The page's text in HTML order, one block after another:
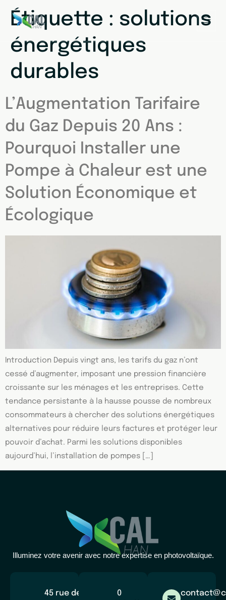
Étiquette : solutions
énergétiques
durables
L’Augmentation Tarifaire
du Gaz Depuis 20 Ans :
Pourquoi Installer une
Pompe à Chaleur est une
Solution Économique et
Écologique
Introduction Depuis vingt ans, les tarifs du gaz n’ont
cessé d’augmenter, imposant une pression financière
croissante sur les ménages et les entreprises. Cette
tendance persistante à la hausse pousse de nombreux
consommateurs à chercher des solutions énergétiques
alternatives pour réduire leurs factures et protéger leur
pouvoir d’achat. Parmi les solutions disponibles
aujourd’hui, l’installation de pompes […]
Illuminez votre avenir avec notre expertise en photovoltaïque.
45 rue de
0